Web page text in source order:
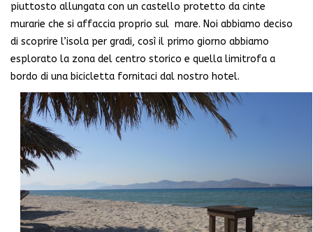
piuttosto allungata con un castello protetto da cinte
murarie che si affaccia proprio sul mare. Noi abbiamo deciso
di scoprire l’isola per gradi, così il primo giorno abbiamo
esplorato la zona del centro storico e quella limitrofa a
bordo di una bicicletta fornitaci dal nostro hotel.